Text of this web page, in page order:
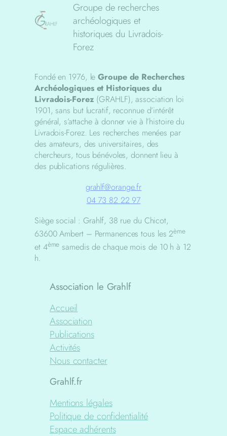
Groupe de recherches
archéologiques et
historiques du Livradois-
Forez
Fondé en 1976, leGroupe de Recherches
Archéologiques et Historiques du
Livradois-Forez (GRAHLF), association loi
1901, sans but lucratif, reconnue d’intérêt
général, s’attache à donner vie à l’histoire du
Livradois-Forez. Les recherches menées par
des amateurs, des universitaires, des
chercheurs, tous bénévoles, donnent lieu à
des publications régulières.
grahlf@orange.fr
04 73 82 22 97
Siège social : Grahlf, 38 rue du Chicot,
63600 Ambert – Permanences tous les 2ème
et 4ème samedis de chaque mois de 10 h à 12
h.
Association le Grahlf
Accueil
Association
Publications
Activités
Nous contacter
Grahlf.fr
Mentions légales
Politique de confidentialité
Espace adhérents